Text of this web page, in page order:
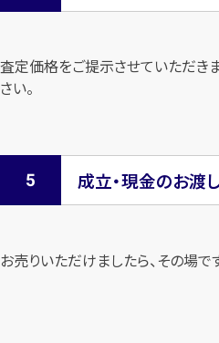
査定価格をご提示させていただきま
さい。
成立・現金のお渡
お売りいただけましたら、その場で